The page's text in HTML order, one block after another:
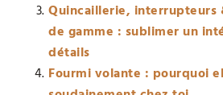
Quincaillerie, interrupteurs
de gamme : sublimer un
détails
Fourmi volante : pourquoi